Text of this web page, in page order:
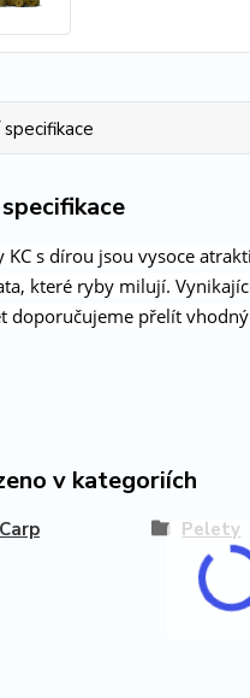
KC s dírou jsou vysoce
které ryby milují.
doporučujeme přelít
v kategoriích
Pelety